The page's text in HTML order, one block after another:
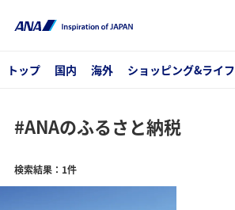
トップ 国内 海外 ショッピング&ライフ
#ANAのふるさと納税
検索結果：1件